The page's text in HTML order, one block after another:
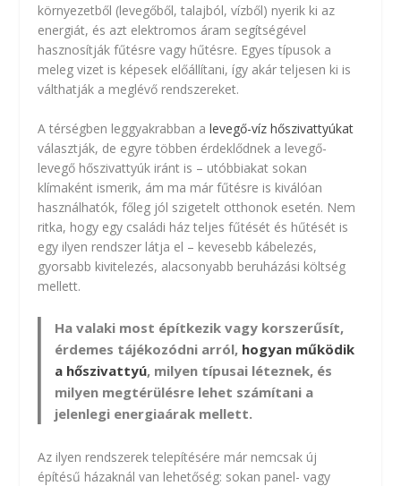
környezetből (levegőből, talajból, vízből) nyerik ki az
energiát, és azt elektromos áram segítségével
hasznosítják fűtésre vagy hűtésre. Egyes típusok a
meleg vizet is képesek előállítani, így akár teljesen ki is
válthatják a meglévő rendszereket.
A térségben leggyakrabban alevegő-víz hőszivattyúkat
választják, de egyre többen érdeklődnek a levegő-
levegő hőszivattyúk iránt is – utóbbiakat sokan
klímaként ismerik, ám ma már fűtésre is kiválóan
használhatók, főleg jól szigetelt otthonok esetén. Nem
ritka, hogy egy családi ház teljes fűtését és hűtését is
egy ilyen rendszer látja el – kevesebb kábelezés,
gyorsabb kivitelezés, alacsonyabb beruházási költség
mellett.
Ha valaki most építkezik vagy korszerűsít,
érdemes tájékozódni arról, hogyan működik
a hőszivattyú, milyen típusai léteznek, és
milyen megtérülésre lehet számítani a
jelenlegi energiaárak mellett.
Az ilyen rendszerek telepítésére már nemcsak új
építésű házaknál van lehetőség: sokan panel- vagy